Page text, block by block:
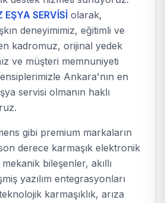
SERVİSİ olarak,
deneyimimiz, eğitimli ve
kadromuz, orijinal yedek
ve müşteri memnuniyeti
Ankara'nın en
servisi olmanın haklı
gibi premium markaların
derece karmaşık elektronik
bileşenler, akıllı
yazılım entegrasyonları
karmaşıklık, arıza